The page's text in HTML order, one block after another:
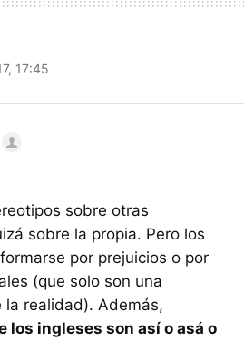
17:45
sobre otras
sobre la propia. Pero los
por prejuicios o por
(que solo son una
realidad). Además,
los ingleses son así o asá o